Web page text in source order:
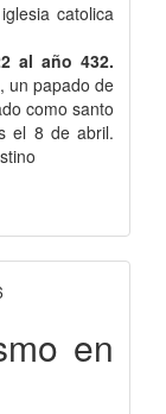
catolica
al año 432.
, un papado de
como santo
el 8 de abril.
en